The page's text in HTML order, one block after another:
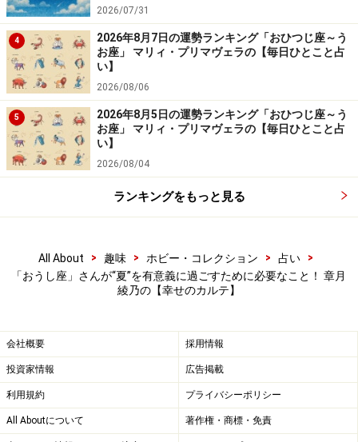
まず一番にやるべきことは、家の片付けです。クリーニ
ングに出そうと思って放置したままの服を洗いに出した
り、お気に入りのコーナー作りをしたりするうちに、不
思議と元気が出てくるでしょう。
家にいる時間が楽しい、どこにも行きたくないと思える
快適な居場所を目指して。部屋が整うと、「勉強しよう
かな？」とか「自炊を頑張る」など次が見えてきます。
※記事内容は執筆時点のものです。最新の内容をご確認くださ
【編集部おすすめの購入サイト】
Amazonで占い関連の商品をチェック！
楽天市場で占い関連の商品をチェック！
2026/07/31
4
2026年8月7日の運勢ランキング「おひつじ座～う
お座」 マリィ・プリマヴェラの【毎日ひとこと占
い】
2026/08/06
5
2026年8月5日の運勢ランキング「おひつじ座～う
お座」 マリィ・プリマヴェラの【毎日ひとこと占
い】
2026/08/04
ランキングをもっと見る
All About > 趣味 > ホビー・コレクション > 占い
>
「おうし座」さんが“夏”を有意義に過ごすために必要なこと！ 章月
綾乃の【幸せのカルテ】
会社概要 採用情報
投資家情報 広告掲載
利用規約 プライバシーポリシー
All Aboutについて 著作権・商標・免責